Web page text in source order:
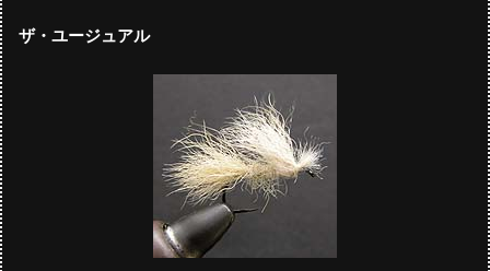
ザ・ユージュアル